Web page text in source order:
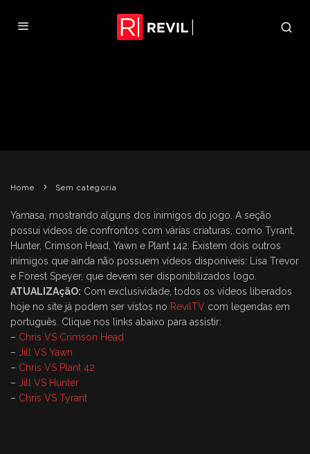
Home
Sem categoria
Yamasa, mostrando alguns dos inimigos do jogo. A seção
possui vídeos de confrontos com várias criaturas, como Tyrant,
Hunter, Crimson Head, Yawn e Plant 142. Existem dois outros
inimigos que ainda não possuem vídeos disponíveis: Lisa Trevor
e Forest Speyer, que devem ser disponibilizados logo.
ATUALIZAçãO: Com exclusividade, todos os vídeos liberados
hoje no site já podem ser vistos no RevilTV com legendas em
português. Clique nos links abaixo para assistir:
– Chris VS Crimson Head
– Jill VS Yawn
– Chris VS Plant 42
– Jill VS Hunter
– Chris VS Tyrant